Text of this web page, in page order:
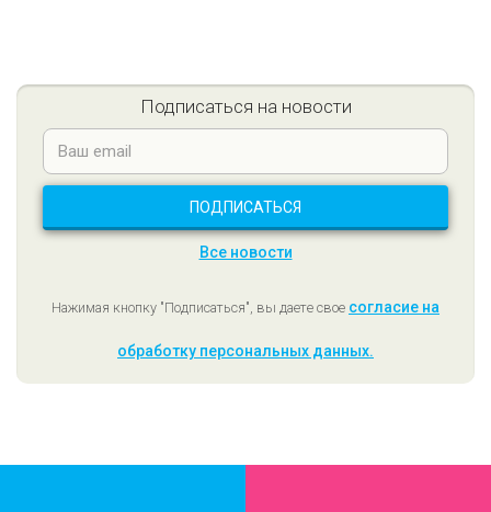
Подписаться на новости
Все новости
Нажимая кнопку "Подписаться", вы даете свое согласие на
обработку персональных данных.